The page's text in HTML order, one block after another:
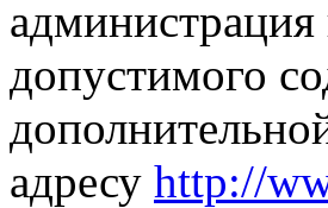
администрация
допустимого
адресу http://